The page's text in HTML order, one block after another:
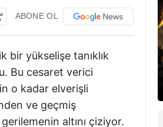
ABONE OL
bir yükselişe tanıklık
Bu cesaret verici
o kadar elverişli
ve geçmiş
altını çiziyor.